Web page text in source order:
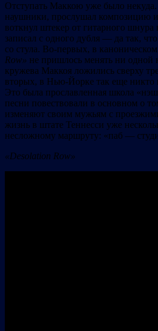
Отступать Маккою уже было некуда.
наушники, прослушал композицию
воткнул штекер от гитарного
записал с одного дубля — да так,
со стула. Во-первых, в
Row» не пришлось менять ни
кружева Маккоя ложились сверху
вторых, в Нью-Йорке так еще никто
Это была прославленная школа
песни повествовали в основном о
изменяют своим мужьям с
жизнь в штате Теннесси уже
несложному маршруту: «паб —
«Desolation Row»